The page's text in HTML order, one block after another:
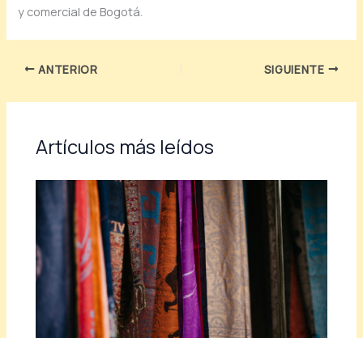
y comercial de Bogotá.
ANTERIOR SIGUIENTE
Artículos más leídos